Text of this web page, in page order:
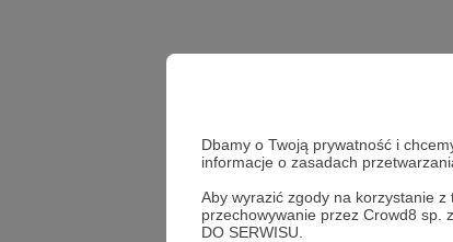
Dbamy o Twoją prywatność i
informacje o zasadach
Aby wyrazić zgody na korzystanie
przechowywanie przez Crowd8 sp.
DO SERWISU.